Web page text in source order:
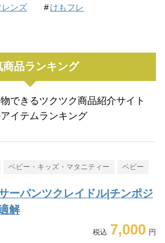
ンズ けもフレ
商品ランキング
できるツクツク商品紹介サイト
イテムランキング
ベビー・キッズ・マタニティー ベビー
ーパンツクレイドル|チンポジ
解
7,000